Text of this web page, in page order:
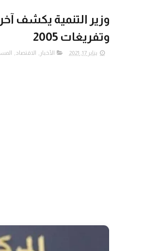
وزير التنمية يكشف
وتفريغات 2005
يناير 17, 2021 الأخبار , الاقتصاد,